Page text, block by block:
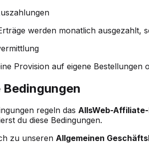
werden monatlich ausgezahlt,
Provision auf eigene
Bedingungen
regeln das AllsWeb-
du diese Bedingungen.
zu unseren Allgemeinen